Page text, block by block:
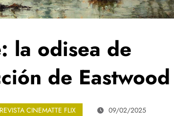
la odisea de
de Eastwood
REVISTA CINEMATTE FLIX 09/02/2025